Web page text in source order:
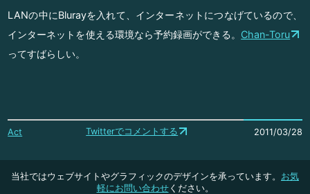
LANの中にBlurayを入れて、インターネットにつなげているので、
インターネットを使える環境なら予約録画ができる。 Chan-Toru
ってすばらしい。
Act Twitterでコメントする 2011/03/28
当社ではウェブサイトやグラフィックのデザインを承っています。 お気
軽にお問い合わせください。